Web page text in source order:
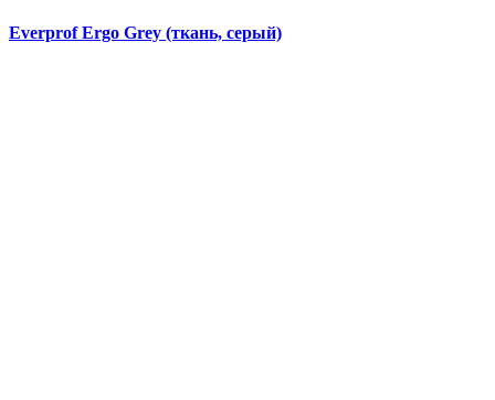
Everprof Ergo Grey (ткань, серый)